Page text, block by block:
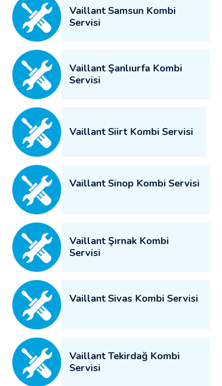
Vaillant Samsun Kombi
Servisi
Vaillant Şanlıurfa Kombi
Servisi
Vaillant Siirt Kombi Servisi
Vaillant Sinop Kombi Servisi
Vaillant Şırnak Kombi
Servisi
Vaillant Sivas Kombi Servisi
Vaillant Tekirdağ Kombi
Servisi